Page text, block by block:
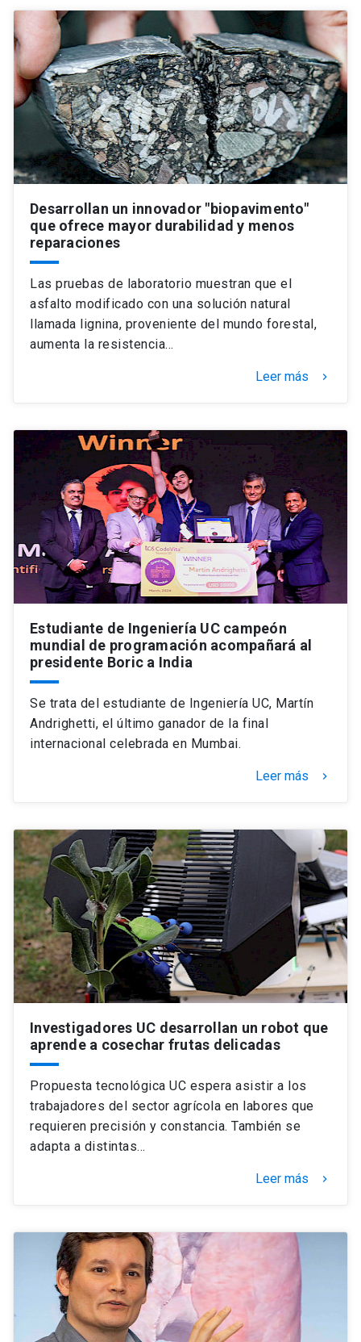
Desarrollan un innovador "biopavimento"
que ofrece mayor durabilidad y menos
reparaciones
Las pruebas de laboratorio muestran que el
asfalto modificado con una solución natural
llamada lignina, proveniente del mundo forestal,
aumenta la resistencia…
Leer más keyboard_arrow_right
Estudiante de Ingeniería UC campeón
mundial de programación acompañará al
presidente Boric a India
Se trata del estudiante de Ingeniería UC, Martín
Andrighetti, el último ganador de la final
internacional celebrada en Mumbai.
Leer más keyboard_arrow_right
Investigadores UC desarrollan un robot que
aprende a cosechar frutas delicadas
Propuesta tecnológica UC espera asistir a los
trabajadores del sector agrícola en labores que
requieren precisión y constancia. También se
adapta a distintas…
Leer más keyboard_arrow_right